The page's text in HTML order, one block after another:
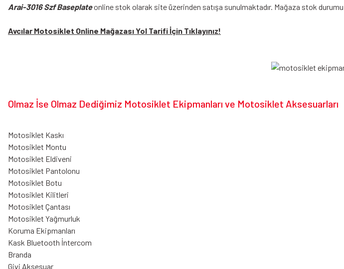
Arai-3016 Szf Baseplateonline stok olarak site üzerinden satışa sunulmaktadır. Mağaza stok
Avcılar Motosiklet Online Mağazası Yol Tarifi İçin Tıklayınız!
Olmaz İse Olmaz Dediğimiz Motosiklet Ekipmanları ve Motosiklet Aksesuarları
Motosiklet Kaskı
Motosiklet Montu
Motosiklet Eldiveni
Motosiklet Pantolonu
Motosiklet Botu
Motosiklet Kilitleri
Motosiklet Çantası
Motosiklet Yağmurluk
Koruma Ekipmanları
Kask Bluetooth İntercom
Branda
Givi Aksesuar